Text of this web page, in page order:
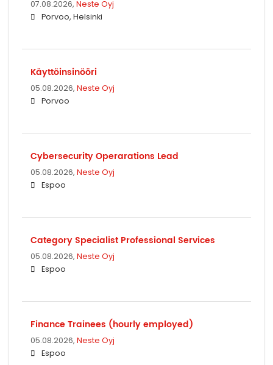
07.08.2026, Neste Oyj
Porvoo, Helsinki
Käyttöinsinööri
05.08.2026, Neste Oyj
Porvoo
Cybersecurity Operarations Lead
05.08.2026, Neste Oyj
Espoo
Category Specialist Professional Services
05.08.2026, Neste Oyj
Espoo
Finance Trainees (hourly employed)
05.08.2026, Neste Oyj
Espoo